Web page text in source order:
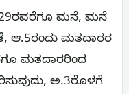
ಮನೆ, ಮನೆ
ಆ.5ರಂದು ಮತದಾರರ
ಮತದಾರರಿಂದ
ಅ.3ರೊಳಗೆ